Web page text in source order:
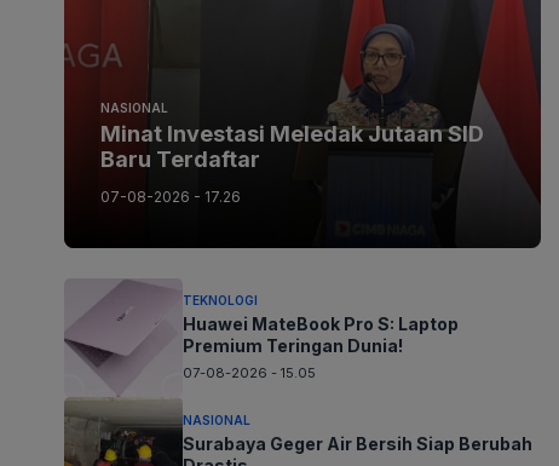
NASIONAL
Minat Investasi Meledak Jutaan SID
Baru Terdaftar
07-08-2026 - 17.26
TEKNOLOGI
Huawei MateBook Pro S: Laptop
Premium Teringan Dunia!
07-08-2026 - 15.05
NASIONAL
Surabaya Geger Air Bersih Siap Berubah